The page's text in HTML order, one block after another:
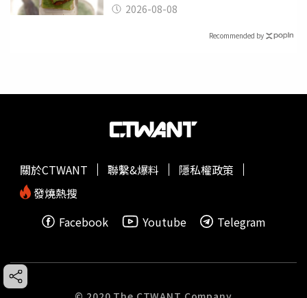
2026-08-08
Recommended by
關於CTWANT 聯繫&爆料
隱私權政策
發燒熱搜
Facebook
Youtube Telegram